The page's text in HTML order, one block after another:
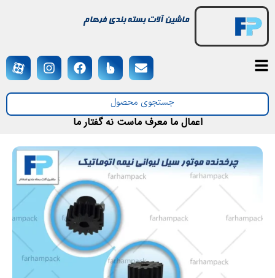
ماشین آلات بسته بندی فرهام
اعمال ما معرف ماست نه گفتار ما